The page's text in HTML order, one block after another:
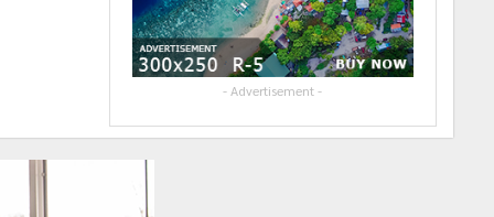
- Advertisement -